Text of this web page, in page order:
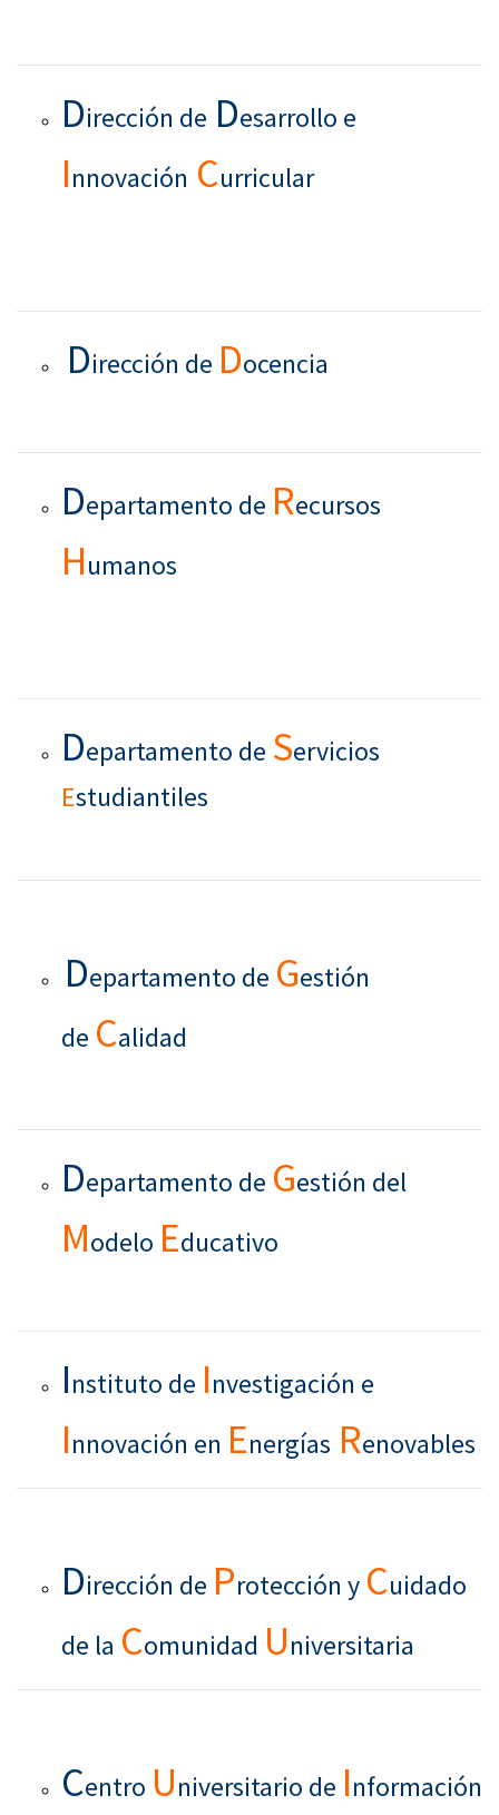
Dirección de Desarrollo e
Innovación Curricular
Dirección de Docencia
Departamento de Recursos
Humanos
Departamento de Servicios
Estudiantiles
Departamento de Gestión
de Calidad
Departamento de Gestión del
Modelo Educativo
Instituto de Investigación e
Innovación en Energías Renovables
Dirección de Protección y Cuidado
de la Comunidad Universitaria
Centro Universitario de Información